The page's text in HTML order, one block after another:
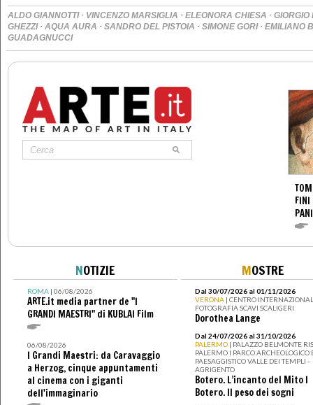
ALDO GIANNOTTI · VINCENZO MARSIGLIA · ELEONORA CHIESA ·
GHEZZI · AQUA AURA · SANDRO DEL PISTOIA · SIMONE GORI · EMILIANO
GUADAGNUCCI
FINI
NOTIZIE
ROMA| 06/08/2026
ARTE.it media partner de "I
GRANDI MAESTRI" di KUBLAI Film
06/08/2026
I Grandi Maestri: da Caravaggio
a Herzog, cinque appuntamenti
al cinema con i giganti
dell'immaginario
MOSTRE
Dal 30/07/2026 al 01/11/2026
VERONA | CENTRO
FOTOGRAFIA SCAVI SCALIGERI
Dorothea Lange
Dal 24/07/2026 al 31/10/2026
PALERMO | PALAZZO BELMONTE
PALERMO I PARCO ARCHEOLOGICO
PAESAGGISTICO VALLE DEI TEMPLI -
AGRIGENTO
Botero. L’incanto del Mito I
Botero. Il peso dei sogni